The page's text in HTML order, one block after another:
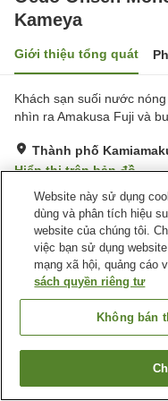
Kameya
Giới thiệu tổng quát
Khách sạn suối nước
nhìn ra Amakusa Fuji và
Thành phố
Hiển thị trên bản đồ
Rất tốt Đánh giá:
Tiện nghi chỗ nghỉ
Bãi đỗ xe
Trang chủ Nhật Bản
Website này sử dụng
dùng và phân tích hiệu
website của chúng tôi.
việc bạn sử dụng
mạng xã hội, quảng cáo
sách quyền riêng tư
Không bán